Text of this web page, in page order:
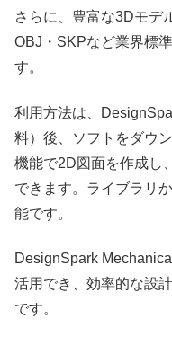
さらに、豊富な3Dモデ
OBJ・SKPなど業界標
す。
利用方法は、
料）後、ソフトをダウ
機能で2D図面を作成し
できます。ライブラリ
能です。
DesignSpark
活用でき、効率的な設
です。